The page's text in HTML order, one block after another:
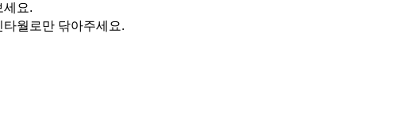
세요.
월로만 닦아주세요.